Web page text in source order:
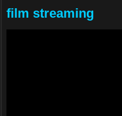
film streaming